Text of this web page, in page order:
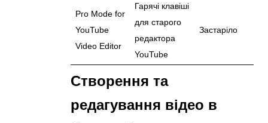
Pro Mode for
YouTube
Video Editor
Гарячі клавіші
для старого
редактора
YouTube
Застаріло
Створення та
редагування відео в